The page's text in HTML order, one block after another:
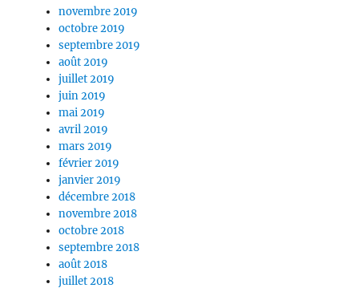
novembre 2019
octobre 2019
septembre 2019
août 2019
juillet 2019
juin 2019
mai 2019
avril 2019
mars 2019
février 2019
janvier 2019
décembre 2018
novembre 2018
octobre 2018
septembre 2018
août 2018
juillet 2018